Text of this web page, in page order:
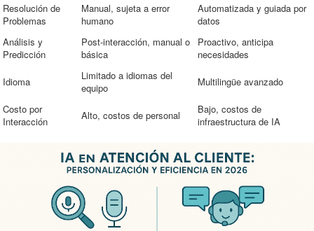
Resolución de
Problemas
Manual, sujeta a error
humano
Automatizada y guiada por
datos
Análisis y
Predicción
Post-interacción, manual o
básica
Proactivo, anticipa
necesidades
Idioma
Limitado a idiomas del
equipo
Multilingüe avanzado
Costo por
Interacción
Alto, costos de personal
Bajo, costos de
infraestructura de IA